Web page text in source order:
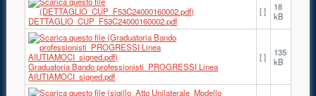
DETTAGLIO_CUP_F53C24000160002.pdf
[ ]
18
kB
Graduatoria Bando professionisti_PROGRESSI Linea
AIUTIAMOCI_signed.pdf
[ ]
135
kB